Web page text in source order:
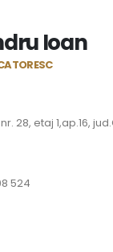
Ioan
28, etaj 1,ap.16,
524